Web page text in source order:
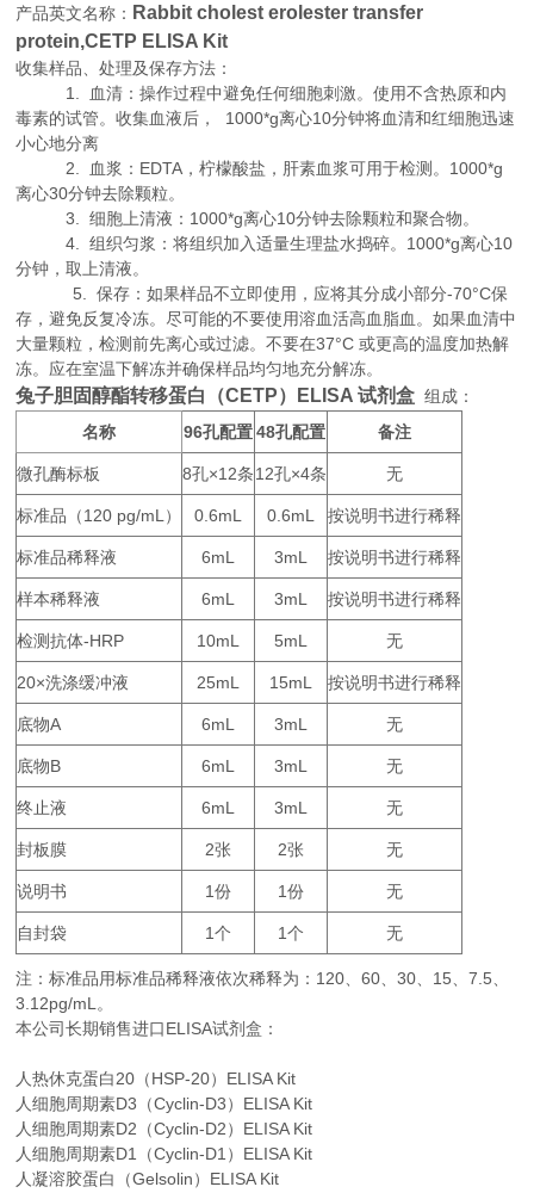
产品英文名称： Rabbit cholest erolester transfer
protein,CETP ELISA Kit
收集样品、处理及保存方法：
1. 血清：操作过程中避免任何细胞刺激。使用不含热原和内
毒素的试管。收集血液后， 1000*g离心10分钟将血清和红细胞迅速
小心地分离
2. 血浆：EDTA，柠檬酸盐，肝素血浆可用于检测。1000*g
离心30分钟去除颗粒。
3. 细胞上清液：1000*g离心10分钟去除颗粒和聚合物。
4. 组织匀浆：将组织加入适量生理盐水捣碎。1000*g离心10
分钟，取上清液。
5. 保存：如果样品不立即使用，应将其分成小部分-70°C保
存，避免反复冷冻。尽可能的不要使用溶血活高血脂血。如果血清中
大量颗粒，检测前先离心或过滤。不要在37°C 或更高的温度加热解
冻。应在室温下解冻并确保样品均匀地充分解冻。
兔子胆固醇酯转移蛋白（CETP）ELISA 试剂盒 组成：
名称
96孔配置 48孔配置 备注
微孔酶标板 8孔×12条 12孔×4条 无
标准品（120 pg/mL ） 0.6mL 0.6mL 按说明书进行稀释
标准品稀释液 6mL 3mL 按说明书进行稀释
样本稀释液 6mL 3mL 按说明书进行稀释
检测抗体-HRP 10mL 5mL 无
20×洗涤缓冲液 25mL 15mL 按说明书进行稀释
底物A 6mL 3mL 无
底物B 6mL 3mL 无
终止液 6mL 3mL 无
封板膜 2张 2张 无
说明书 1份 1份 无
自封袋 1个 1个 无
注：标准品用标准品稀释液依次稀释为： 120、60、30、 15、7.5、
3.12pg/mL。
本公司长期销售进口ELISA试剂盒：
人热休克蛋白20（HSP-20）ELISA Kit
人细胞周期素D3（Cyclin-D3）ELISA Kit
人细胞周期素D2（Cyclin-D2）ELISA Kit
人细胞周期素D1（Cyclin-D1）ELISA Kit
人凝溶胶蛋白（Gelsolin）ELISA Kit